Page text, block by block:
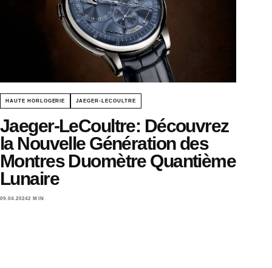
HAUTE HORLOGERIE JAEGER-LECOULTRE
Jaeger-LeCoultre: Découvrez
la Nouvelle Génération des
Montres Duomètre Quantième
Lunaire
09.04.20242 MIN